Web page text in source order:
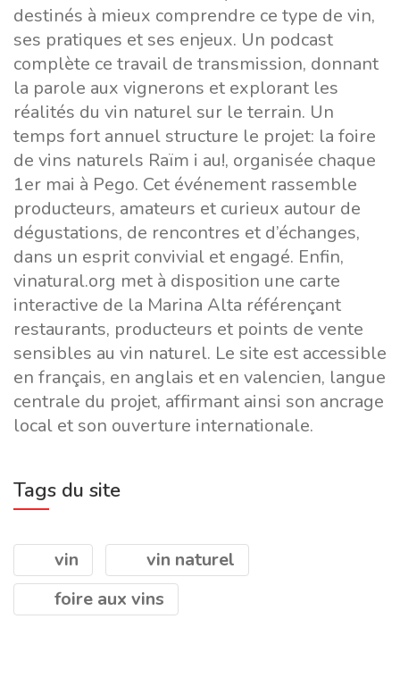
destinés à mieux comprendre ce type de vin,
ses pratiques et ses enjeux. Un podcast
complète ce travail de transmission, donnant
la parole aux vignerons et explorant les
réalités du vin naturel sur le terrain. Un
temps fort annuel structure le projet: la foire
de vins naturels Raïm i au!, organisée chaque
1er mai à Pego. Cet événement rassemble
producteurs, amateurs et curieux autour de
dégustations, de rencontres et d’échanges,
dans un esprit convivial et engagé. Enfin,
vinatural.org met à disposition une carte
interactive de la Marina Alta référençant
restaurants, producteurs et points de vente
sensibles au vin naturel. Le site est accessible
en français, en anglais et en valencien, langue
centrale du projet, affirmant ainsi son ancrage
local et son ouverture internationale.
Tags du site
vin
vin naturel
foire aux vins